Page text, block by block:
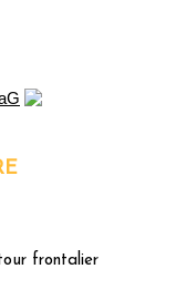
frontalier